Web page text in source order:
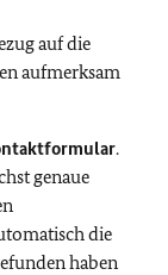
auf die
aufmerksam
.
genaue
die
haben